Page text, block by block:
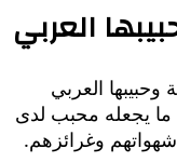
العربي
العربي
محبب لدى
وغرائزهم.